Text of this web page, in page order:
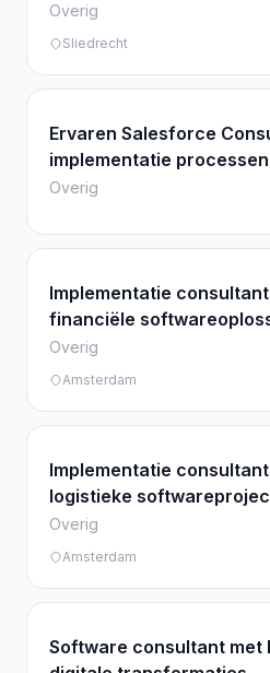
Overig
Sliedrecht
Ervaren Salesforce
implementatie
ontwerp, architectuur en
Overig
Implementatie
financiële
Overig
Amsterdam
Implementatie
logistieke
Overig
Amsterdam
Software consultant met